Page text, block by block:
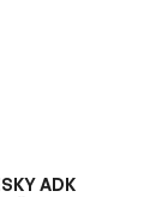
ADK